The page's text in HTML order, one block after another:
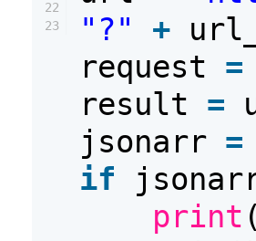
22
23
"?"
+
request =
result =
jsonarr =
if
print